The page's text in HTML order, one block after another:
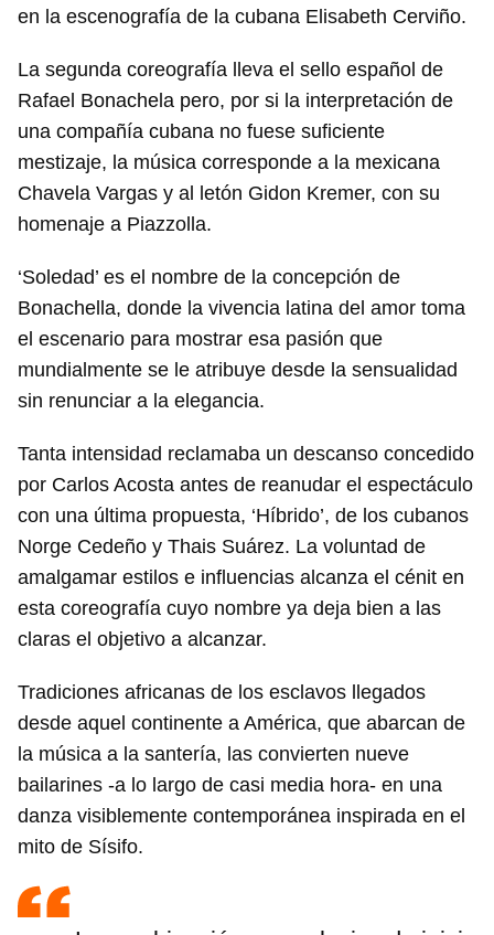
en la escenografía de la cubana Elisabeth Cerviño.
La segunda coreografía lleva el sello español de
Rafael Bonachela pero, por si la interpretación de
una compañía cubana no fuese suficiente
mestizaje, la música corresponde a la mexicana
Chavela Vargas y al letón Gidon Kremer, con su
homenaje a Piazzolla.
‘Soledad’ es el nombre de la concepción de
Bonachella, donde la vivencia latina del amor toma
el escenario para mostrar esa pasión que
mundialmente se le atribuye desde la sensualidad
sin renunciar a la elegancia.
Tanta intensidad reclamaba un descanso concedido
por Carlos Acosta antes de reanudar el espectáculo
con una última propuesta, ‘Híbrido’, de los cubanos
Norge Cedeño y Thais Suárez. La voluntad de
amalgamar estilos e influencias alcanza el cénit en
esta coreografía cuyo nombre ya deja bien a las
claras el objetivo a alcanzar.
Tradiciones africanas de los esclavos llegados
desde aquel continente a América, que abarcan de
la música a la santería, las convierten nueve
bailarines -a lo largo de casi media hora- en una
danza visiblemente contemporánea inspirada en el
mito de Sísifo.